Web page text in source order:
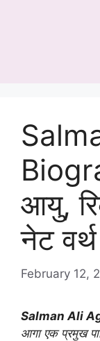
आयु,
नेट वर्थ
February 12,
Salman Ali
आगा एक प्रमुख